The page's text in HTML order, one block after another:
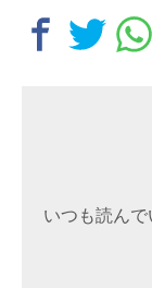
いつも読んで